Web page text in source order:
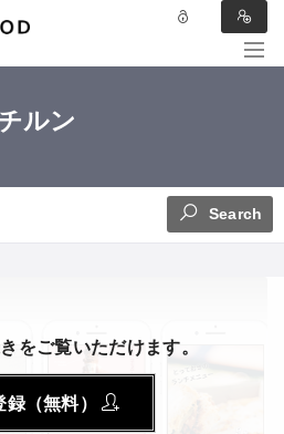
ルン
Search
をご覧いただけます。
録（無料）